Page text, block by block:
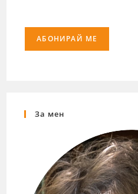
За мен